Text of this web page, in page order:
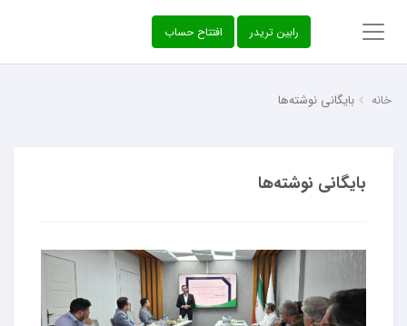
‌رابین تریدر افتتاح حساب
خانه بایگانی نوشته‌ها
بایگانی نوشته‌ها